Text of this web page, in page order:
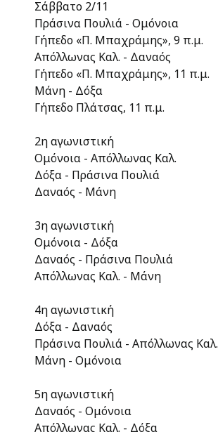
Σάββατο 2/11
Πράσινα Πουλιά - Ομόνοια
Γήπεδο «Π. Μπαχράμης», 9 π.μ.
Απόλλωνας Καλ. - Δαναός
Γήπεδο «Π. Μπαχράμης», 11 π.μ.
Μάνη - Δόξα
Γήπεδο Πλάτσας, 11 π.μ.
2η αγωνιστική
Ομόνοια - Απόλλωνας Καλ.
Δόξα - Πράσινα Πουλιά
Δαναός - Μάνη
3η αγωνιστική
Ομόνοια - Δόξα
Δαναός - Πράσινα Πουλιά
Απόλλωνας Καλ. - Μάνη
4η αγωνιστική
Δόξα - Δαναός
Πράσινα Πουλιά - Απόλλωνας Καλ.
Μάνη - Ομόνοια
5η αγωνιστική
Δαναός - Ομόνοια
Απόλλωνας Καλ. - Δόξα